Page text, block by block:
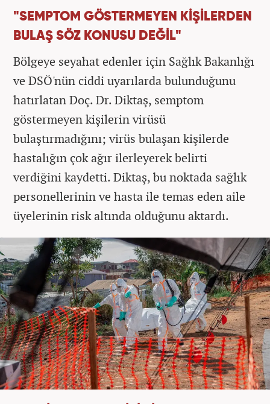
"SEMPTOM GÖSTERMEYEN KİŞİLERDEN
BULAŞ SÖZ KONUSU DEĞİL"
Bölgeye seyahat edenler için Sağlık Bakanlığı
ve DSÖ'nün ciddi uyarılarda bulunduğunu
hatırlatan Doç. Dr. Diktaş, semptom
göstermeyen kişilerin virüsü
bulaştırmadığını; virüs bulaşan kişilerde
hastalığın çok ağır ilerleyerek belirti
verdiğini kaydetti. Diktaş, bu noktada sağlık
personellerinin ve hasta ile temas eden aile
üyelerinin risk altında olduğunu aktardı.